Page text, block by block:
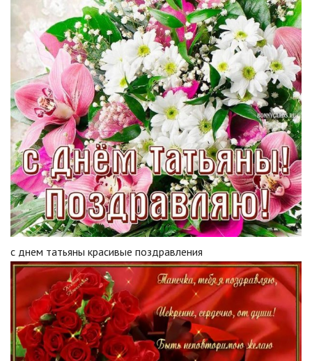
с днем татьяны красивые поздравления